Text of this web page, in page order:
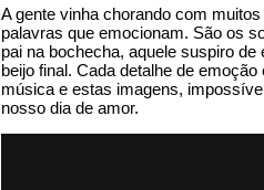
A gente vinha chorando com
palavras que emocionam. São os
pai na bochecha, aquele suspiro
beijo final. Cada detalhe de
música e estas imagens,
nosso dia de amor.